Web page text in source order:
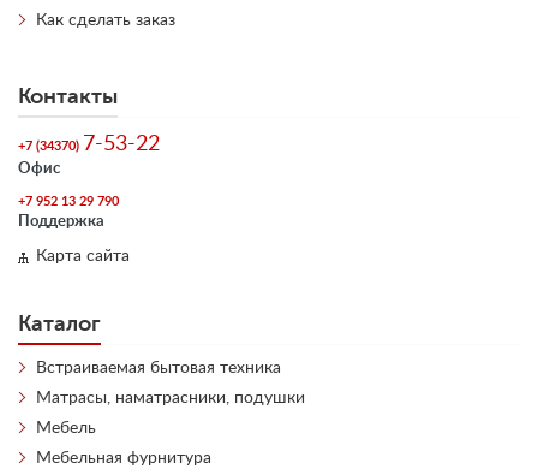
Как сделать заказ
Контакты
+7 (34370) 7-53-22
Офис
+7 952 13 29 790
Поддержка
Карта сайта
Каталог
Встраиваемая бытовая техника
Матрасы, наматрасники, подушки
Мебель
Мебельная фурнитура